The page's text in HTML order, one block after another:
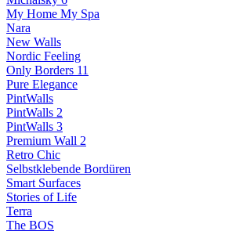
My Home My Spa
Nara
New Walls
Nordic Feeling
Only Borders 11
Pure Elegance
PintWalls
PintWalls 2
PintWalls 3
Premium Wall 2
Retro Chic
Selbstklebende Bordüren
Smart Surfaces
Stories of Life
Terra
The BOS